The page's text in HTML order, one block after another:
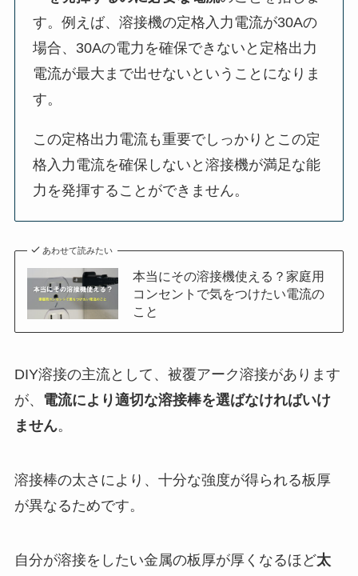
す。例えば、溶接機の定格入力電流が30Aの
場合、30Aの電力を確保できないと定格出力
電流が最大まで出せないということになりま
す。
この定格出力電流も重要でしっかりとこの定
格入力電流を確保しないと溶接機が満足な能
力を発揮することができません。
あわせて読みたい
本当にその溶接機使える？家庭用
コンセントで気をつけたい電流の
こと
DIY溶接の主流として、被覆アーク溶接があります
が、 電流により適切な溶接棒を選ばなければいけ
ません。
溶接棒の太さにより、十分な強度が得られる板厚
が異なるためです。
自分が溶接をしたい金属の板厚が厚くなるほど太